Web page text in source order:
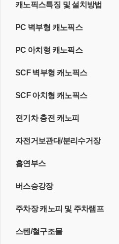
캐노픽스특징 및 설치방법
PC 벽부형 캐노픽스
PC 아치형 캐노픽스
SCF 벽부형 캐노픽스
SCF 아치형 캐노픽스
전기차 충전 캐노피
자전거보관대/분리수거장
흡연부스
버스승강장
주차장 캐노피 및 주차램프
스텐/철구조물